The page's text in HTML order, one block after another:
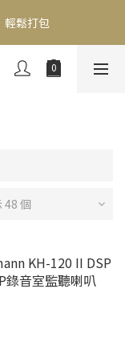
期零利率，馬上了
輕鬆打包
12期零利率，馬上了
48 個